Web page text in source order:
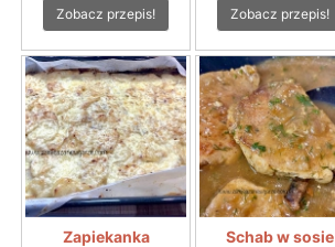
Zobacz przepis! Zobacz przepis!
Zapiekanka
Schab w sosie